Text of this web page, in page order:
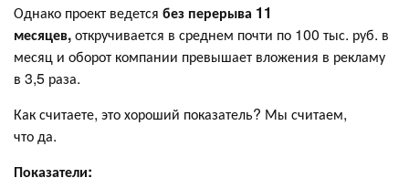
Однако проект ведется без перерыва 11
месяцев,откручивается в среднем почти по 100 тыс. руб. в
месяц и оборот компании превышает вложения в рекламу
в 3,5 раза.
Как считаете, это хороший показатель? Мы считаем,
что да.
Показатели: